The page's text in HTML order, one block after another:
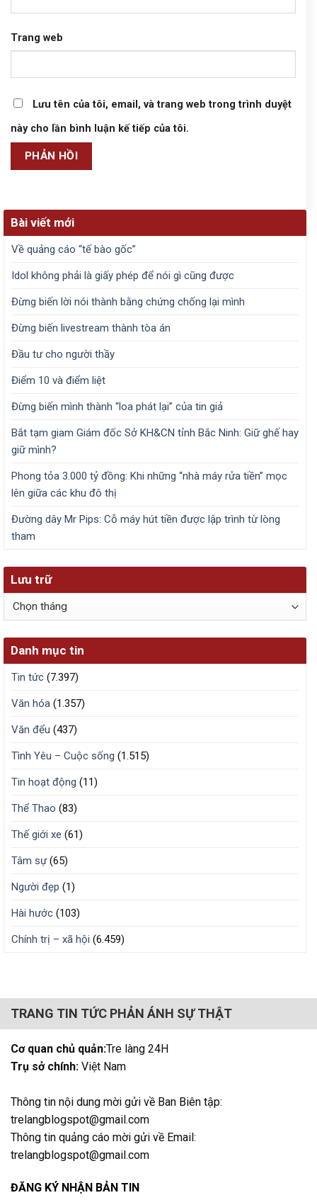
Trang web
Lưu tên của tôi, email, và trang web trong trình duyệt
này cho lần bình luận kế tiếp của tôi.
Bài viết mới
Về quảng cáo “tế bào gốc”
Idol không phải là giấy phép để nói gì cũng được
Đừng biến lời nói thành bằng chứng chống lại mình
Đừng biến livestream thành tòa án
Đầu tư cho người thầy
Điểm 10 và điểm liệt
Đừng biến mình thành “loa phát lại” của tin giả
Bắt tạm giam Giám đốc Sở KH&CN tỉnh Bắc Ninh: Giữ ghế hay
giữ mình?
Phong tỏa 3.000 tỷ đồng: Khi những “nhà máy rửa tiền” mọc
lên giữa các khu đô thị
Đường dây Mr Pips: Cỗ máy hút tiền được lập trình từ lòng
tham
Lưu trữ
Lưu
Danh mục tin
Tin tức (7.397)
Văn hóa (1.357)
Văn đểu (437)
Tình Yêu – Cuộc sống (1.515)
Tin hoạt động (11)
Thể Thao (83)
Thế giới xe (61)
Tâm sự(65)
Người đẹp (1)
Hài hước (103)
Chính trị – xã hội (6.459)
TRANG TIN TỨC PHẢN ÁNH SỰ THẬT
Cơ quan chủ quản:Tre làng 24H
Trụ sở chính: Việt Nam
Thông tin nội dung mời gửi về Ban Biên tập:
trelangblogspot@gmail.com
Thông tin quảng cáo mời gửi về Email:
trelangblogspot@gmail.com
ĐĂNG KÝ NHẬN BẢN TIN